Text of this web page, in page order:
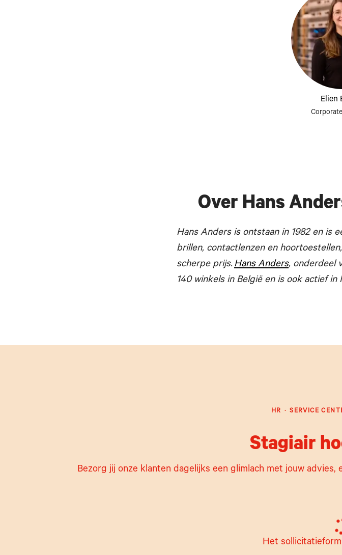
Elien
Over Hans
Hans Anders is ontstaan in 1982 en is
brillen, contactlenzen en
scherpe prijs. Hans Anders, onderdeel
140 winkels in België en is ook actief in
HR · SERVICE
Stagiair
Bezorg jij onze klanten dagelijks een glimlach met jouw
Het